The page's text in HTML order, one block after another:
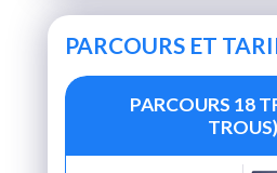
PARCOURS ET
PARCOURS 18
TROUS)